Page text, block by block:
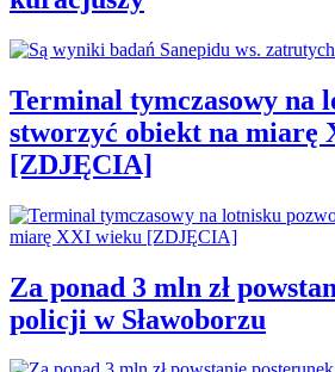
Terminal tymczasowy na
stworzyć obiekt na miarę
[ZDJĘCIA]
Za ponad 3 mln zł
policji w Sławoborzu